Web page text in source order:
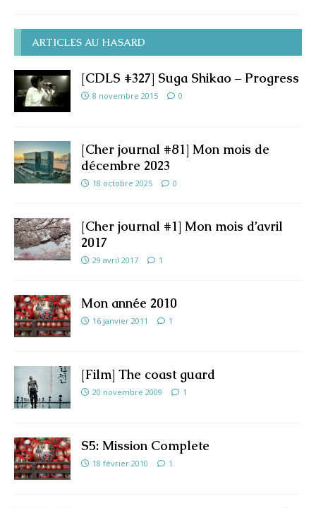
ARTICLES AU HASARD
[CDLS #327] Suga Shikao – Progress
8 novembre 2015 0
[Cher journal #81] Mon mois de
décembre 2023
18 octobre 2025 0
[Cher journal #1] Mon mois d’avril
2017
29 avril 2017 1
Mon année 2010
16 janvier 2011 1
[Film] The coast guard
20 novembre 2009 1
S5: Mission Complete
18 février 2010 1